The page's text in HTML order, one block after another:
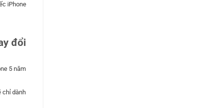
iPhone
đổi
5 năm
chỉ dành